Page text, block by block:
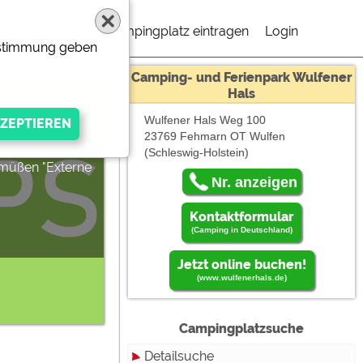
Campingplatz eintragen Login
"Externe
Camping- und Ferienpark Wulfener
Hals
Wulfener Hals Weg 100
23769 Fehmarn OT Wulfen
(Schleswig-Holstein)
Nr. anzeigen
Kontaktformular
(Camping in Deutschland)
Jetzt online buchen!
(www.wulfenerhals.de)
Campingplatzsuche
Detailsuche
geben